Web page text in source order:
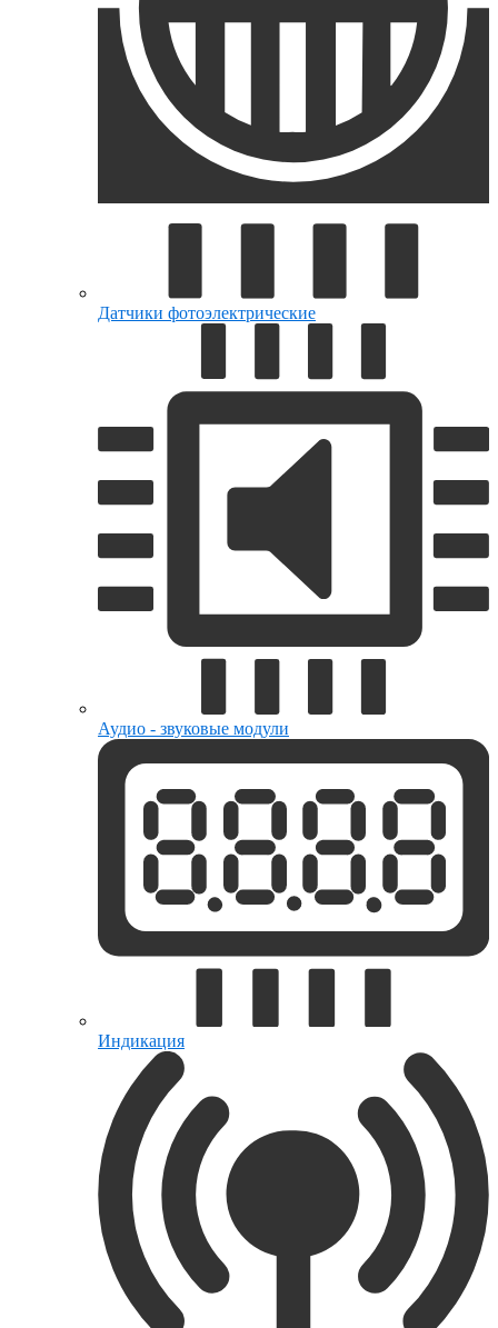
Датчики фотоэлектрические
Аудио - звуковые модули
Индикация